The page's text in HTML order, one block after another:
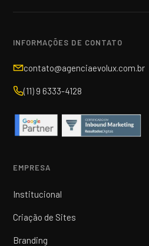
INFORMAÇÕES DE CONTATO
contato@agenciaevolux.com.br
(11) 9 6333-4128
EMPRESA
Institucional
Criação de Sites
Branding